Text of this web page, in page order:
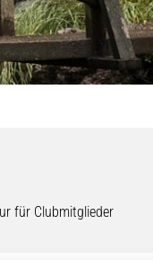
für Clubmitglieder